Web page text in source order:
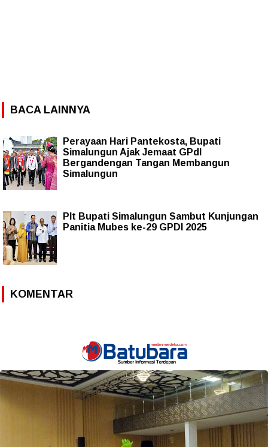
BACA LAINNYA
Perayaan Hari Pantekosta, Bupati
Simalungun Ajak Jemaat GPdI
Bergandengan Tangan Membangun
Simalungun
Plt Bupati Simalungun Sambut Kunjungan
Panitia Mubes ke-29 GPDI 2025
KOMENTAR